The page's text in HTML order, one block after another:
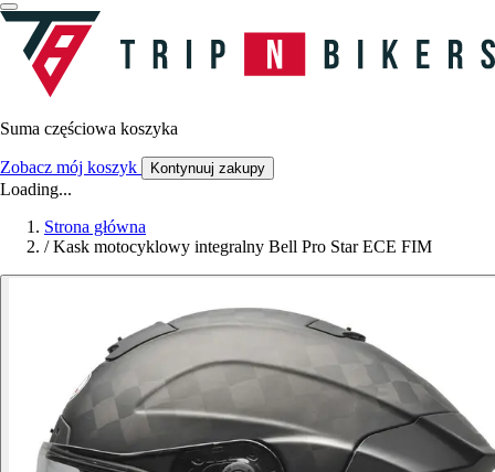
Suma częściowa koszyka
Zobacz mój koszyk Kontynuuj zakupy
Loading...
Strona główna
/ Kask motocyklowy integralny Bell Pro Star ECE FIM